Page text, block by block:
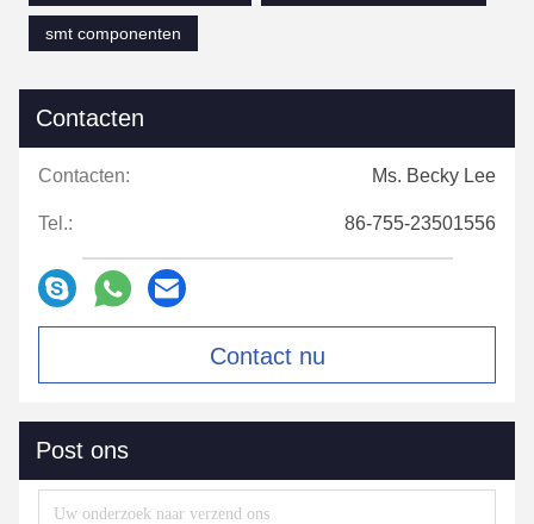
smt componenten
Contacten
Contacten: Ms. Becky Lee
Tel.: 86-755-23501556
Contact nu
Post ons